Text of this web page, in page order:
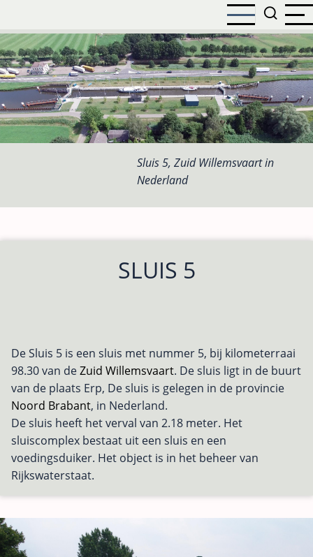
naar
de
inhoud
gaan
Sluis 5, Zuid Willemsvaart in
Nederland
SLUIS 5
De Sluis 5 is een sluis met nummer 5, bij kilometerraai
98.30 van deZuid Willemsvaart. De sluis ligt in de buurt
van de plaats Erp, De sluis is gelegen in de provincie
Noord Brabant, in Nederland.
De sluis heeft het verval van 2.18 meter. Het
sluiscomplex bestaat uit een sluis en een
voedingsduiker. Het object is in het beheer van
Rijkswaterstaat.